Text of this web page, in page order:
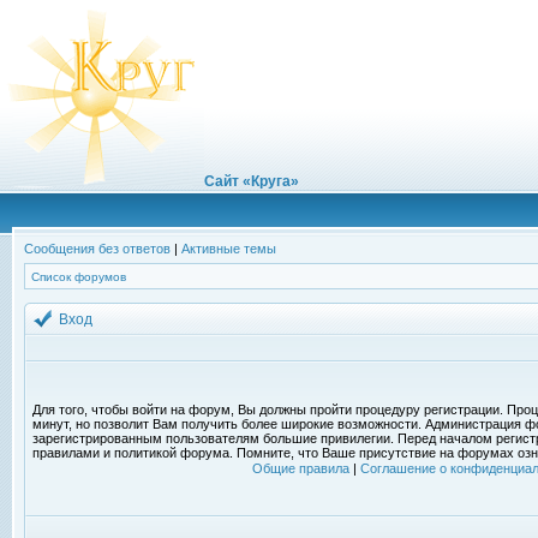
Сайт «Круга»
Сообщения без ответов | Активные темы
Список форумов
Вход
Для того, чтобы войти на форум, Вы должны пройти процедуру регистрации.
минут, но позволит Вам получить более широкие возможности. Администрация
зарегистрированным пользователям большие привилегии. Перед началом
правилами и политикой форума. Помните, что Ваше присутствие на форумах
Общие правила| Соглашение о